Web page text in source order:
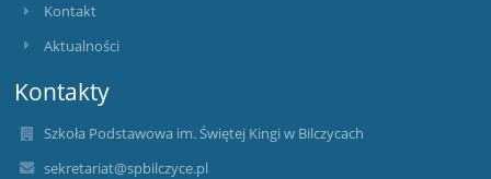
Kontakt
Aktualności
Kontakty
Szkoła Podstawowa im. Świętej Kingi w Bilczycach
sekretariat@spbilczyce.pl